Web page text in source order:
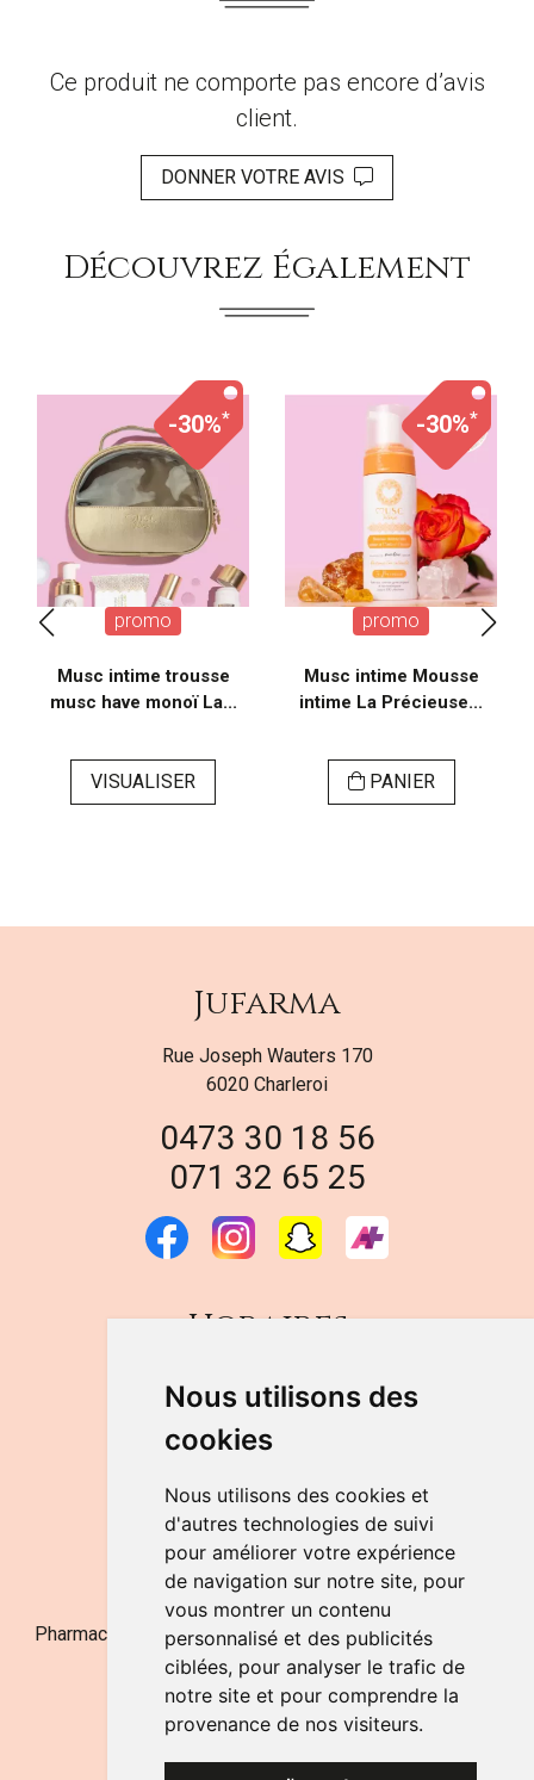
Nous utilisons des
cookies
Nous utilisons des cookies et
d'autres technologies de suivi
pour améliorer votre expérience
de navigation sur notre site, pour
vous montrer un contenu
personnalisé et des publicités
ciblées, pour analyser le trafic de
notre site et pour comprendre la
provenance de nos visiteurs.
Ce produit ne comporte pas encore d’avis
client.
DONNER VOTRE AVIS
Découvrez Également
-30%*
promo
Musc intime trousse
musc have monoï La...
VISUALISER
-30%*
promo
Musc intime Mousse
intime La Précieuse...
PANIER
Jufarma
Rue Joseph Wauters 170
6020 Charleroi
0473 30 18 56
071 32 65 25
Horaires
DU LUNDI AU VENDREDI
de 9h à 12h30 et de 14h à 18h
LE SAMEDI
de 9h à 12h30
NOUS CONTACTER
Pharmacie Jufarma - Fatima Abachra - APB 521704 - N°
Entreprise BE0882-700-592